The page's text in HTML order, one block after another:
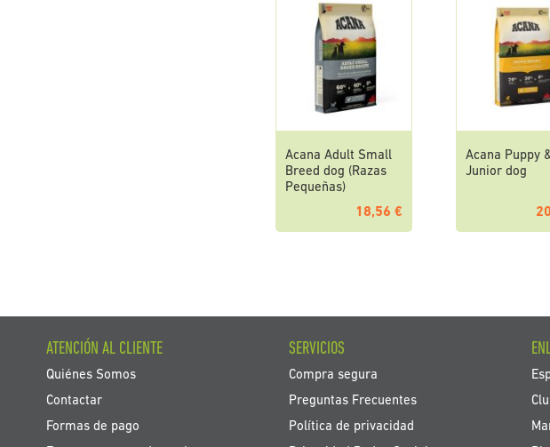
Acana Adult Small
Breed dog (Razas
Pequeñas)
18,56 €
Acana Puppy
Junior dog
ATENCIÓN AL CLIENTE
Quiénes Somos
Contactar
Formas de pago
SERVICIOS
Compra segura
Preguntas Frecuentes
Política de privacidad